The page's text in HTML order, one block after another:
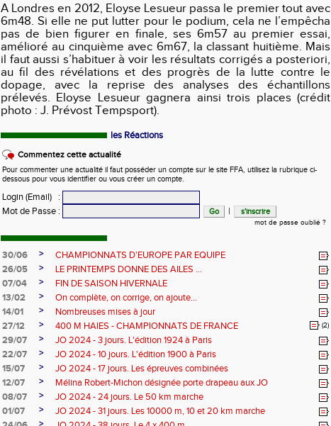
A Londres en 2012, Eloyse Lesueur passa le premier tout avec
6m48. Si elle ne put lutter pour le podium, cela ne l’empêcha
pas de bien figurer en finale, ses 6m57 au premier essai,
amélioré au cinquième avec 6m67, la classant huitième. Mais
il faut aussi s’habituer à voir les résultats corrigés a posteriori,
au fil des révélations et des progrès de la lutte contre le
dopage, avec la reprise des analyses des échantillons
prélevés. Eloyse Lesueur gagnera ainsi trois places (crédit
photo : J. Prévost Tempsport).
les Réactions
Commentez cette actualité
Pour commenter une actualité il faut posséder un compte sur le site FFA, utilisez la rubrique ci-
dessous pour vous identifier ou vous créer un compte.
Login (Email)
:
Mot de Passe : |
mot de passe oublié ?
30/06 >
CHAMPIONNATS D'EUROPE PAR EQUIPE
26/05
>
LE PRINTEMPS DONNE DES AILES ...
07/04
>
FIN DE SAISON HIVERNALE
13/02
>
On complète, on corrige, on ajoute...
14/01
>
Nombreuses mises à jour
27/12
> 400 M HAIES - CHAMPIONNATS DE FRANCE (2)
29/07 >
JO 2024 - 3 jours. L'édition 1924 à Paris
22/07
>
JO 2024 - 10 jours. L'édition 1900 à Paris
15/07
>
JO 2024 - 17 jours. Les épreuves combinées
12/07
>
Mélina Robert-Michon désignée porte drapeau aux JO
08/07
>
JO 2024 - 24 jours. Le 50 km marche
01/07
>
JO 2024 - 31 jours. Les 10000 m, 10 et 20 km marche
>